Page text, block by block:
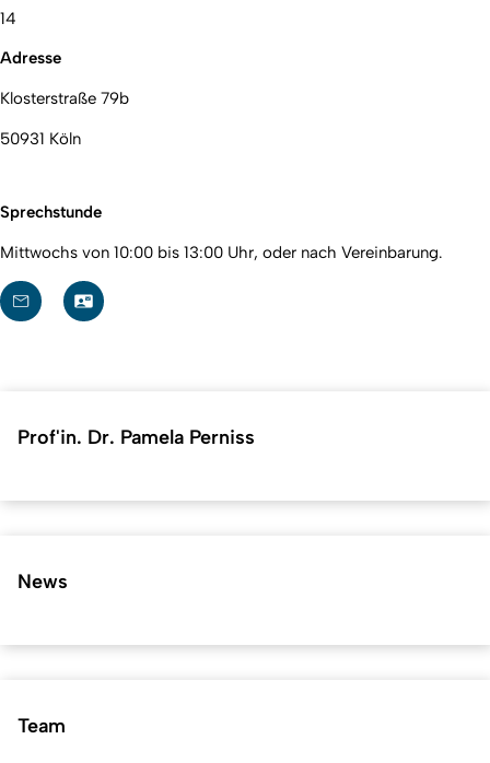
14
Adresse
Klosterstraße 79b
50931 Köln
Sprechstunde
Mittwochs von 10:00 bis 13:00 Uhr, oder nach Vereinbarung.
Prof'in. Dr. Pamela Perniss
News
Team